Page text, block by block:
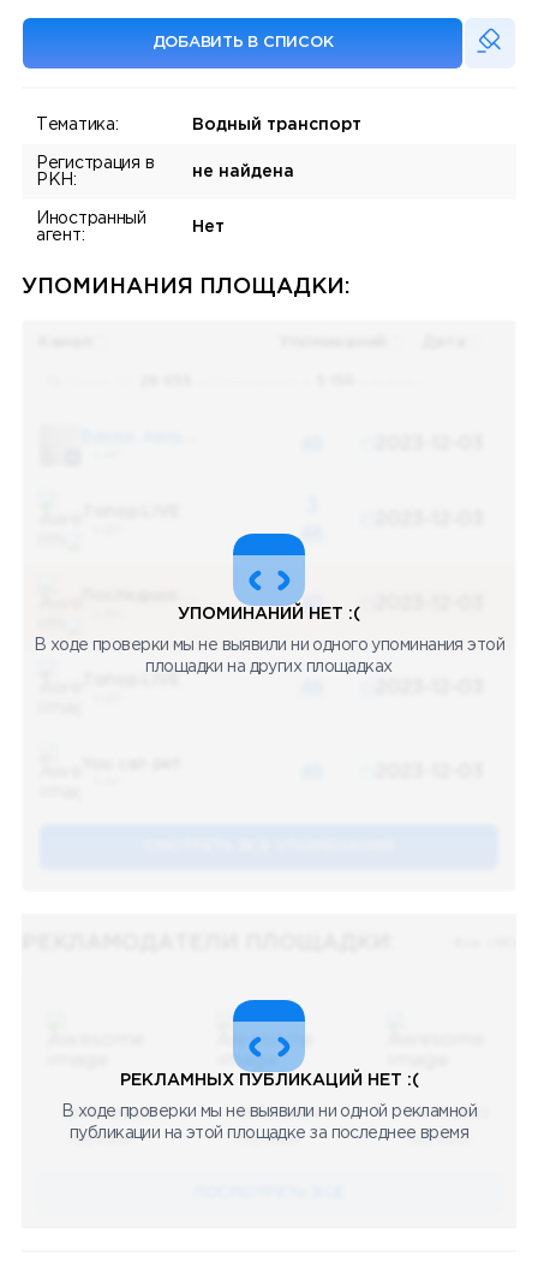
ДОБАВИТЬ В СПИСОК
Тематика: Водный транспорт
Регистрация в
РКН:
не найдена
Иностранный
агент:
Нет
УПОМИНАНИЯ ПЛОЩАДКИ:
48
48
УПОМИНАНИЙ НЕТ :(
В ходе проверки мы не выявили ни одного упоминания этой
площадки на других площадках
08.05.2023
Научный
08.05.2023
Научный
08.05.2023
Научный
РЕКЛАМНЫХ ПУБЛИКАЦИЙ НЕТ :(
В ходе проверки мы не выявили ни одной рекламной
публикации на этой площадке за последнее время